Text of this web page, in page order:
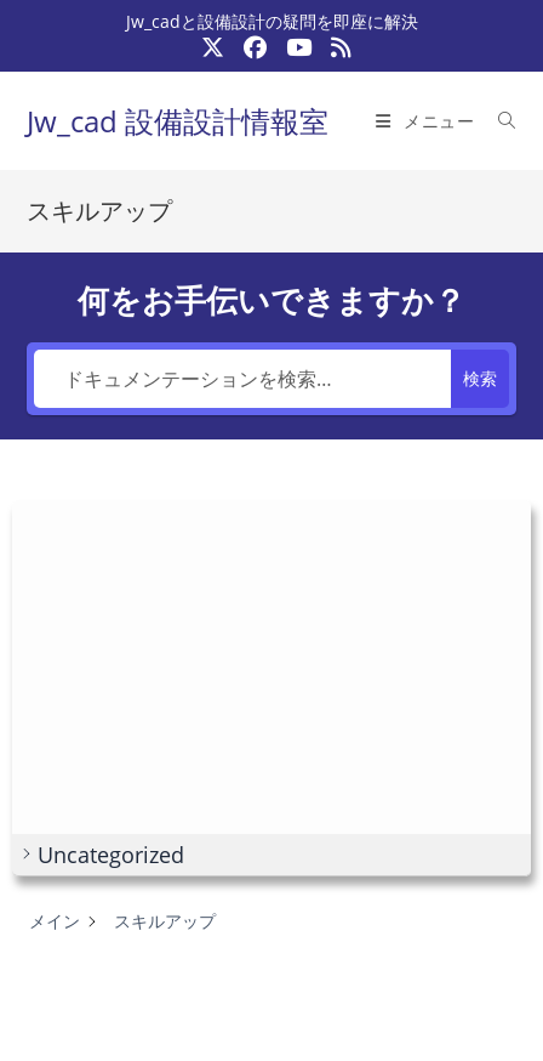
テ
ッ
Jw_cadと設備設計の疑問を即座に解決
Jw_cad 設備設計情報室 メニュー
スキルアップ
何をお手伝いできますか？
検索
メイン スキルアップ
Uncategorized